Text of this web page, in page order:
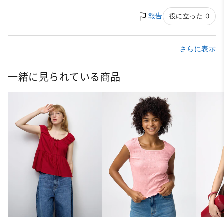
報告 役に立った 0
さらに表示
一緒に見られている商品